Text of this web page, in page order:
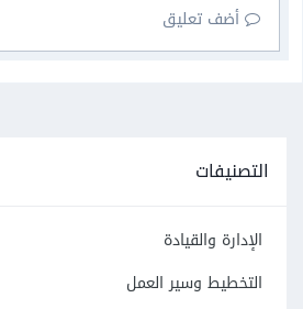
أضف تعليق
التصنيفات
الإدارة والقيادة
التخطيط وسير العمل